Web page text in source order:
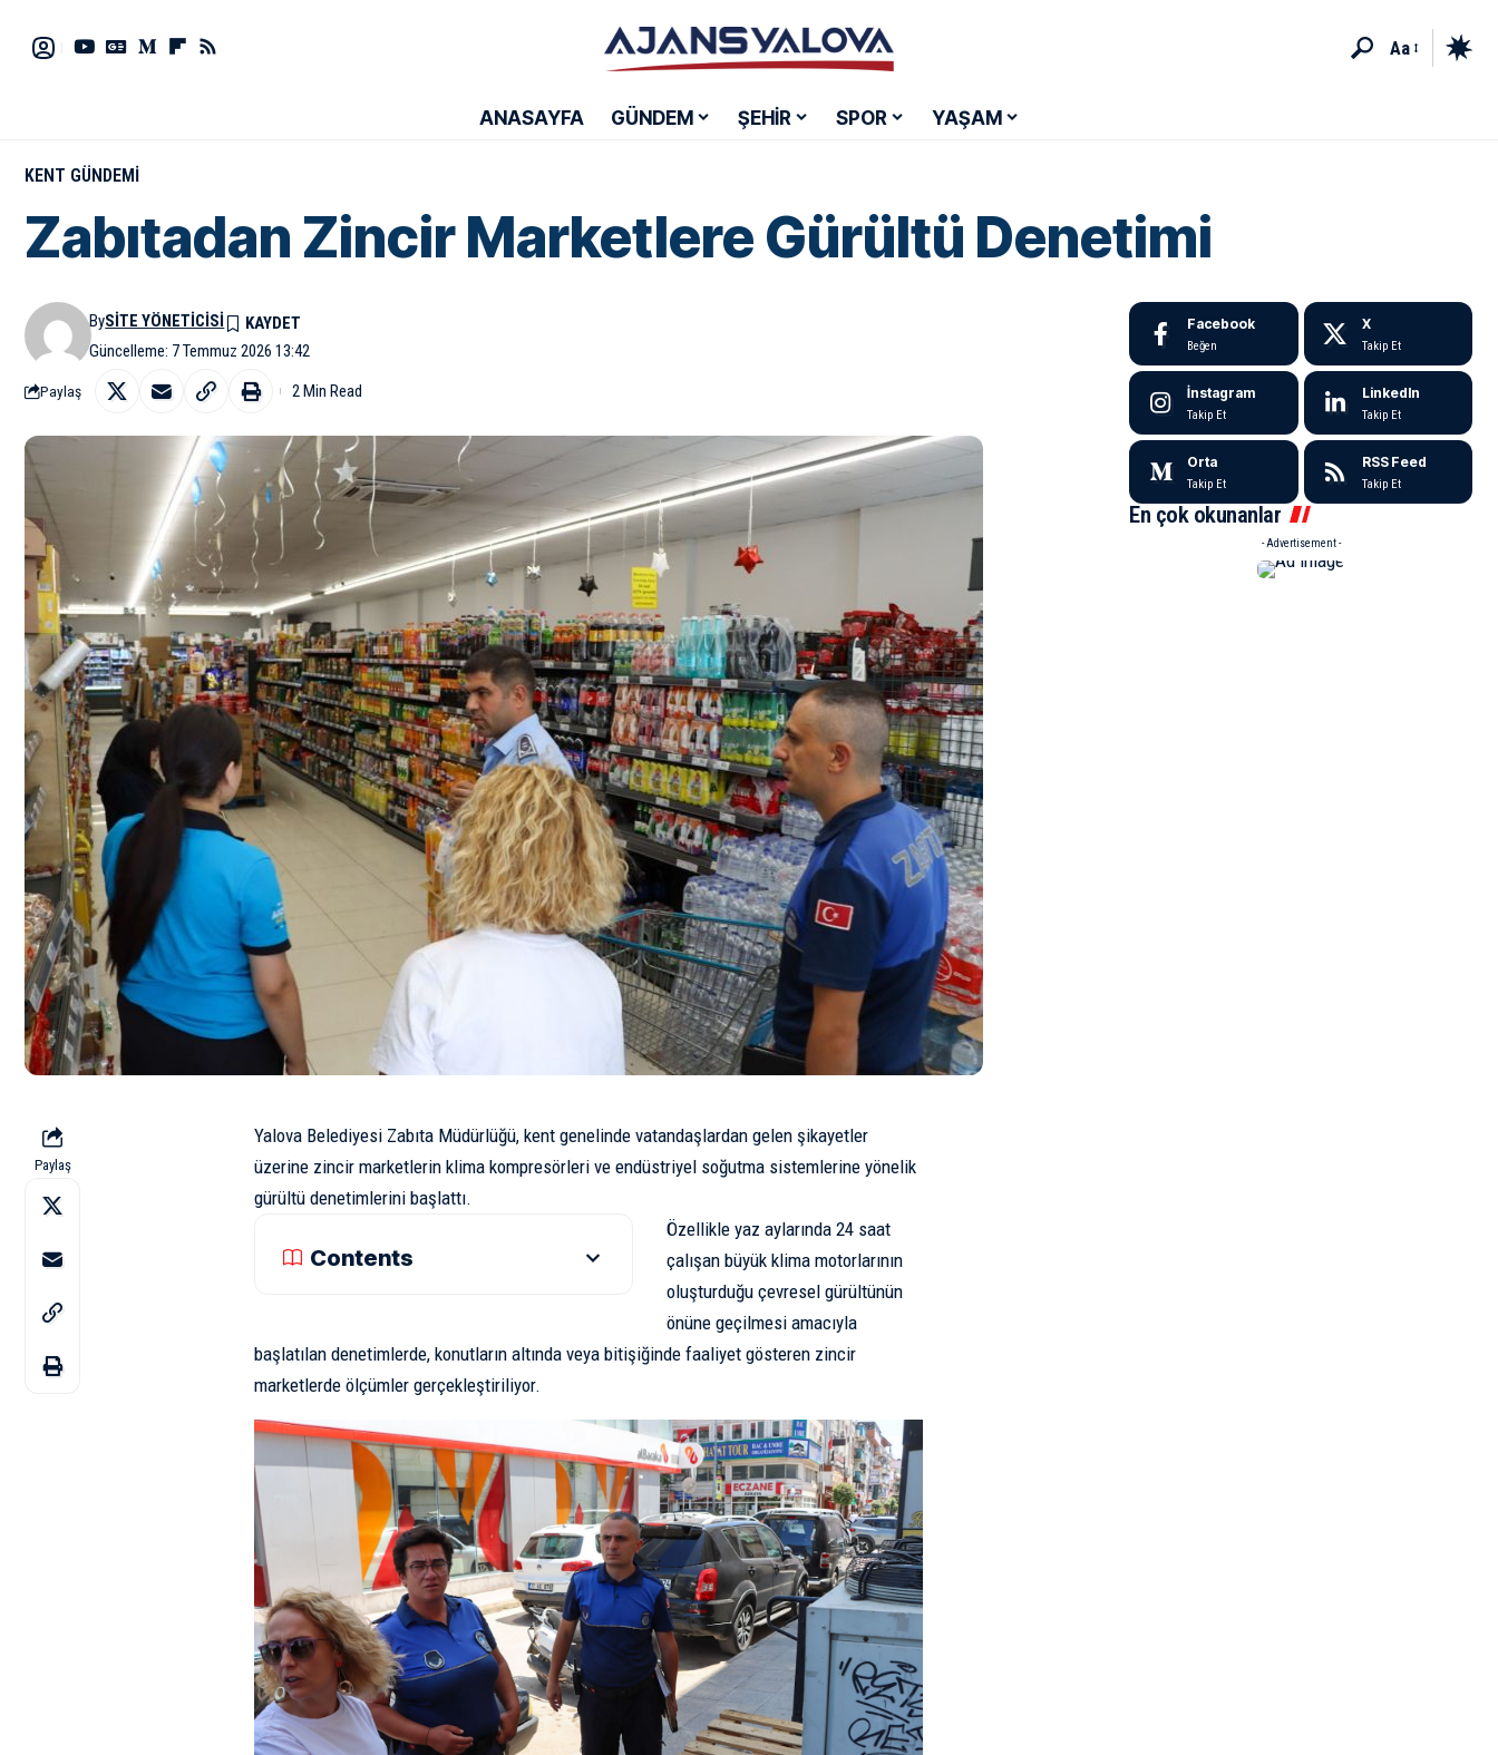
Aa
ANASAYFA GÜNDEM ŞEHİR SPOR YAŞAM
KENT GÜNDEMI
Zabıtadan Zincir Marketlere Gürültü Denetimi
Güncelleme: 7 Temmuz 2026 13:42
BySITE YÖNETICISI
Paylaş 2 Min Read
Paylaş
Yalova Belediyesi Zabıta Müdürlüğü, kent genelinde vatandaşlardan gelen şikayetler
üzerine zincir marketlerin klima kompresörleri ve endüstriyel soğutma sistemlerine yönelik
gürültü denetimlerini başlattı.
Contents
Özellikle yaz aylarında 24 saat
çalışan büyük klima motorlarının
oluşturduğu çevresel gürültünün
önüne geçilmesi amacıyla
başlatılan denetimlerde, konutların altında veya bitişiğinde faaliyet gösteren zincir
marketlerde ölçümler gerçekleştiriliyor.
Facebook
Beğen
X
Takip Et
İnstagram
Takip Et
LinkedIn
Takip Et
Orta
Takip Et
RSS Feed
Takip Et
En çok okunanlar
- Advertisement -